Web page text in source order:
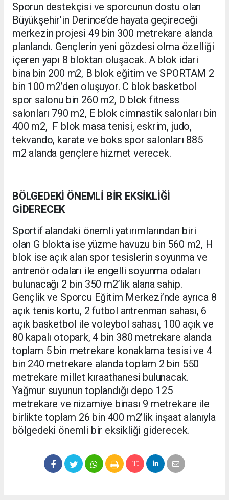
Sporun destekçisi ve sporcunun dostu olan
Büyükşehir’in Derince’de hayata geçireceği
merkezin projesi 49 bin 300 metrekare alanda
planlandı. Gençlerin yeni gözdesi olma özelliği
içeren yapı 8 bloktan oluşacak. A blok idari
bina bin 200 m2, B blok eğitim ve SPORTAM 2
bin 100 m2’den oluşuyor. C blok basketbol
spor salonu bin 260 m2, D blok fitness
salonları 790 m2, E blok cimnastik salonları bin
400 m2, F blok masa tenisi, eskrim, judo,
tekvando, karate ve boks spor salonları 885
m2 alanda gençlere hizmet verecek.
BÖLGEDEKİ ÖNEMLİ BİR EKSİKLİĞİ
GİDERECEK
Sportif alandaki önemli yatırımlarından biri
olan G blokta ise yüzme havuzu bin 560 m2, H
blok ise açık alan spor tesislerin soyunma ve
antrenör odaları ile engelli soyunma odaları
bulunacağı 2 bin 350 m2’lik alana sahip.
Gençlik ve Sporcu Eğitim Merkezi’nde ayrıca 8
açık tenis kortu, 2 futbol antrenman sahası, 6
açık basketbol ile voleybol sahası, 100 açık ve
80 kapalı otopark, 4 bin 380 metrekare alanda
toplam 5 bin metrekare konaklama tesisi ve 4
bin 240 metrekare alanda toplam 2 bin 550
metrekare millet kıraathanesi bulunacak.
Yağmur suyunun toplandığı depo 125
metrekare ve nizamiye binası 9 metrekare ile
birlikte toplam 26 bin 400 m2’lik inşaat alanıyla
bölgedeki önemli bir eksikliği giderecek.